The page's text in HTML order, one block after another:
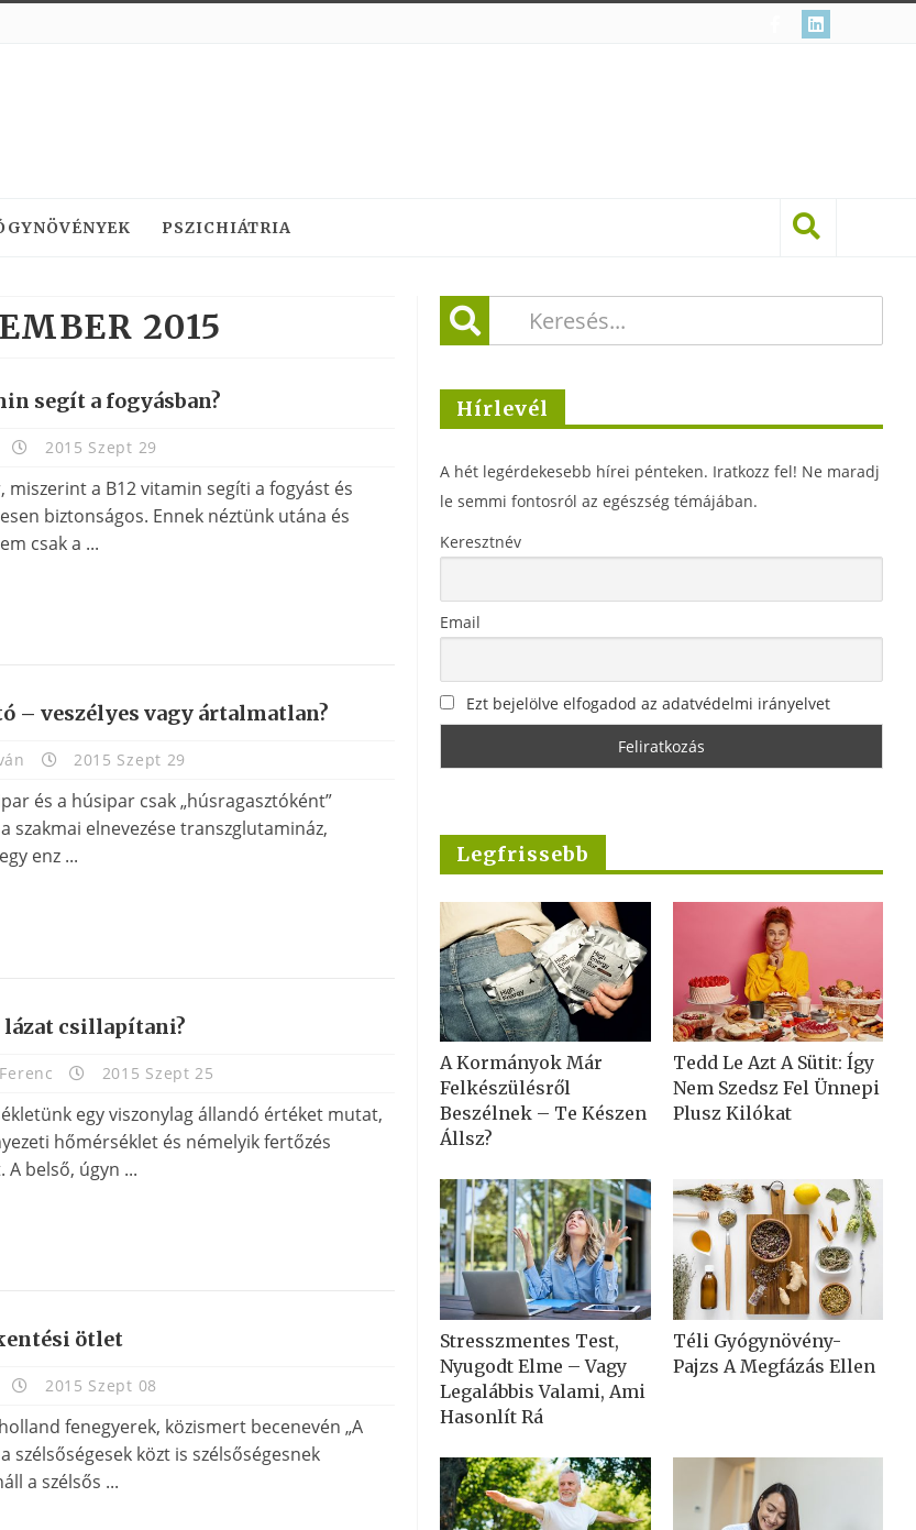
PSZICHIÁTRIA
2015
segít a fogyásban?
2015 Szept 29
miszerint a B12 vitamin segíti a fogyást és
biztonságos. Ennek néztünk utána és
csak a ...
– veszélyes vagy ártalmatlan?
2015 Szept 29
és a húsipar csak „húsragasztóként”
szakmai elnevezése transzglutamináz,
enz ...
csillapítani?
2015 Szept 25
egy viszonylag állandó értéket mutat,
hőmérséklet és némelyik fertőzés
A belső, úgyn ...
ötlet
2015 Szept 08
fenegyerek, közismert becenevén „A
szélsőségesek közt is szélsőségesnek
a szélsős ...
Hírlevél
A hét legérdekesebb hírei pénteken. Iratkozz fel! Ne maradj
le semmi fontosról az egészség témájában.
Keresztnév
Email
Ezt bejelölve elfogadod az adatvédelmi irányelvet
Legfrissebb
A Kormányok Már
Felkészülésről
Beszélnek – Te Készen
Állsz?
Tedd Le Azt A Sütit: Így
Nem Szedsz Fel Ünnepi
Plusz Kilókat
Stresszmentes Test,
Nyugodt Elme – Vagy
Legalábbis Valami, Ami
Hasonlít Rá
Téli Gyógynövény-
Pajzs A Megfázás Ellen